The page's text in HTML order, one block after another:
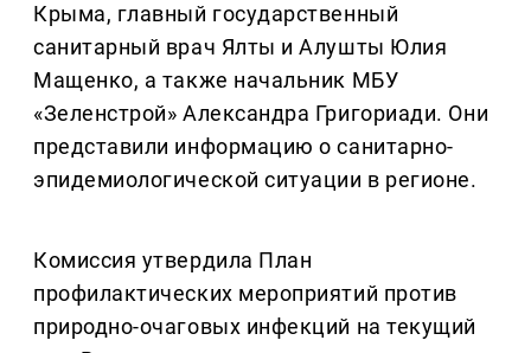
Крыма, главный государственный
санитарный врач Ялты и Алушты Юлия
Мащенко, а также начальник МБУ
«Зеленстрой» Александра Григориади. Они
представили информацию о санитарно-
эпидемиологической ситуации в регионе.
Комиссия утвердила План
профилактических мероприятий против
природно-очаговых инфекций на текущий